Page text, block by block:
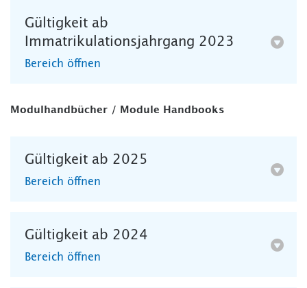
Gültigkeit ab
Immatrikulationsjahrgang 2023
Bereich öffnen
Modulhandbücher / Module Handbooks
Gültigkeit ab 2025
Bereich öffnen
Gültigkeit ab 2024
Bereich öffnen